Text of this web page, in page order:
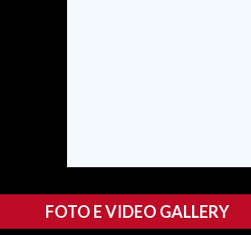
FOTO E VIDEO GALLERY